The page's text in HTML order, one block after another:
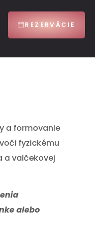
REZERVÁCIE
a formovanie
fyzickému
a valčekovej
alebo